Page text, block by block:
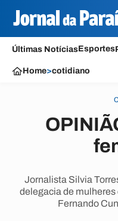
Últimas NotíciasEsportes
Home>cotidiano
Jornalista Silvia
delegacia de mulheres
Fernando